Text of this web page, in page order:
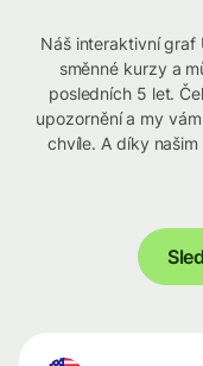
Náš interaktivní graf
směnné kurzy a
posledních 5 let.
upozornění a my
chvíle. A díky